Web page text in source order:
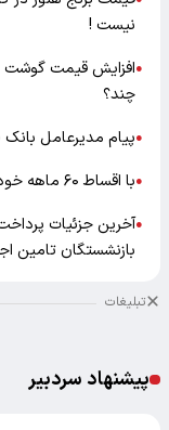
نیست !
●افزایش قیمت
چند؟
●پیام مدیرعامل بانک
●با اقساط ۶۰ ماهه خودرو اتوماتیک بخرید + جدول
●آخرین جزئیات
بازنشستگان تامین
تبلیغات
پیشنهاد سردبیر